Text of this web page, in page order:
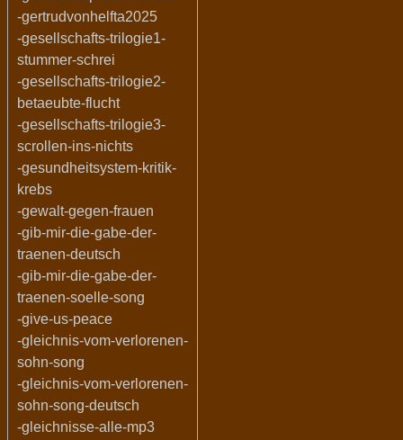
-gertrudvonhelfta2025
-gesellschafts-trilogie1-
stummer-schrei
-gesellschafts-trilogie2-
betaeubte-flucht
-gesellschafts-trilogie3-
scrollen-ins-nichts
-gesundheitsystem-kritik-
krebs
-gewalt-gegen-frauen
-gib-mir-die-gabe-der-
traenen-deutsch
-gib-mir-die-gabe-der-
traenen-soelle-song
-give-us-peace
-gleichnis-vom-verlorenen-
sohn-song
-gleichnis-vom-verlorenen-
sohn-song-deutsch
-gleichnisse-alle-mp3